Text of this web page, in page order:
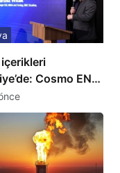
içerikleri
Cosmo EN
Player yayında